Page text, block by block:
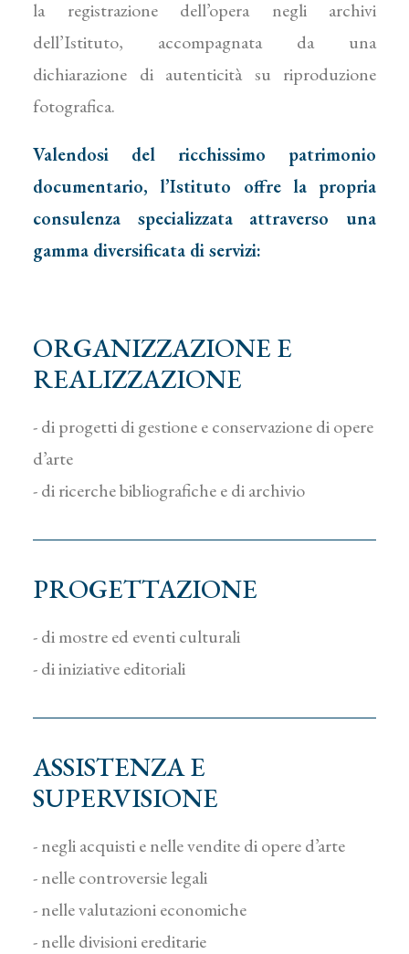
la registrazione dell’opera negli archivi
dell’Istituto, accompagnata da una
dichiarazione di autenticità su riproduzione
fotografica.
Valendosi del ricchissimo patrimonio
documentario, l’Istituto offre la propria
consulenza specializzata attraverso una
gamma diversificata di servizi:
ORGANIZZAZIONE E
REALIZZAZIONE
- di progetti di gestione e conservazione di opere
d’arte
- di ricerche bibliografiche e di archivio
PROGETTAZIONE
- di mostre ed eventi culturali
- di iniziative editoriali
ASSISTENZA E
SUPERVISIONE
- negli acquisti e nelle vendite di opere d’arte
- nelle controversie legali
- nelle valutazioni economiche
- nelle divisioni ereditarie